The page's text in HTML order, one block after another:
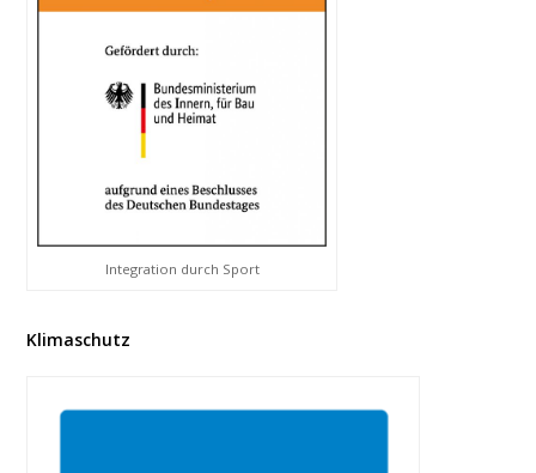
Integration durch Sport
Klimaschutz